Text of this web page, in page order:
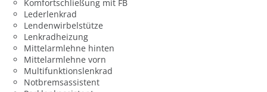
Komfortschließung mit FB
Lederlenkrad
Lendenwirbelstütze
Lenkradheizung
Mittelarmlehne hinten
Mittelarmlehne vorn
Multifunktionslenkrad
Notbremsassistent